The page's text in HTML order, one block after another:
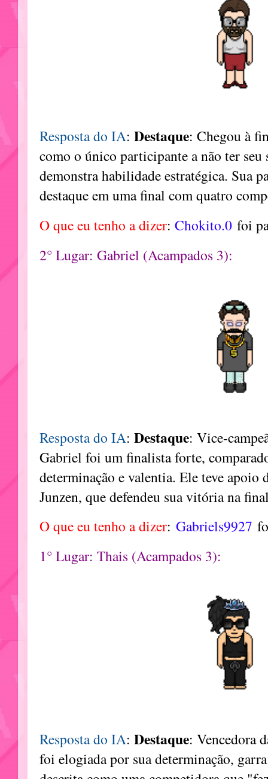
Resposta do IA: Destaque: Chegou à
como o único participante a não ter seu
demonstra habilidade estratégica. Sua
destaque em uma final com quatro
O que eu tenho a dizer: Chokito.0 foi
2° Lugar: Gabriel (Acampados 3):
Resposta do IA: Destaque: Vice-
Gabriel foi um finalista forte,
determinação e valentia. Ele teve apoio
Junzen, que defendeu sua vitória na
O que eu tenho a dizer: Gabriels9927
1° Lugar: Thais (Acampados 3):
Resposta do IA: Destaque: Vencedora
foi elogiada por sua determinação,